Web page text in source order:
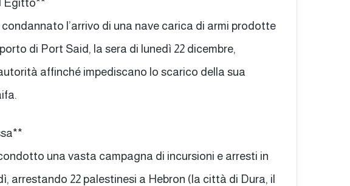
l’arrivo di una nave carica di armi prodotte
di Port Said, la sera di lunedì 22 dicembre,
affinché impediscano lo scarico della sua
una vasta campagna di incursioni e arresti in
arrestando 22 palestinesi a Hebron (la città di Dura, il